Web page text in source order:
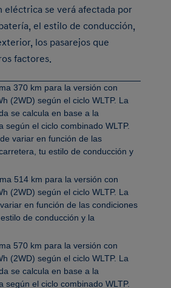
eléctrica se verá afectada por
el estilo de conducción,
los pasarejos que
factores.
370 km para la versión con
(2WD) según el ciclo WLTP. La
se calcula en base a la
según el ciclo combinado WLTP.
variar en función de las
tu estilo de conducción y
514 km para la versión con
(2WD) según el ciclo WLTP. La
en función de las condiciones
de conducción y la
570 km para la versión con
(2WD) según el ciclo WLTP. La
se calcula en base a la
según el ciclo combinado WLTP.